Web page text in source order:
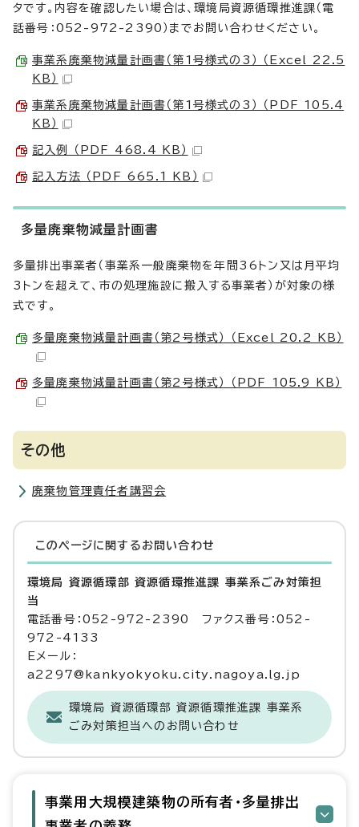
タです。内容を確認したい場合は、環境局資源循環推進課（電
話番号：052-972-2390）までお問い合わせください。
事業系廃棄物減量計画書（第1号様式の3） （Excel 22.5
KB）
事業系廃棄物減量計画書（第1号様式の3） （PDF 105.4
KB）
記入例 （PDF 468.4 KB）
記入方法 （PDF 665.1 KB）
多量廃棄物減量計画書
多量排出事業者（事業系一般廃棄物を年間36トン又は月平均
3トンを超えて、市の処理施設に搬入する事業者）が対象の様
式です。
多量廃棄物減量計画書（第2号様式） （Excel 20.2 KB）
多量廃棄物減量計画書（第2号様式） （PDF 105.9 KB）
その他
廃棄物管理責任者講習会
このページに関する お問い合わせ
環境局 資源循環部 資源循環推進課 事業系ごみ対策担
当
電話番号：052-972-2390 ファクス番号：052-
972-4133
Eメール：
a2297@kankyokyoku.city.nagoya.lg.jp
環境局 資源循環部 資源循環推進課 事業系
ごみ対策担当へのお問い合わせ
事業用大規模建築物の所有者・多量排出